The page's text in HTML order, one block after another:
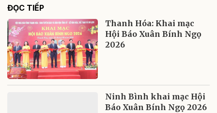
ĐỌC TIẾP
Thanh Hóa: Khai mạc
Hội Báo Xuân Bính Ngọ
2026
Ninh Bình khai mạc Hội
Báo Xuân Bính Ngọ 2026